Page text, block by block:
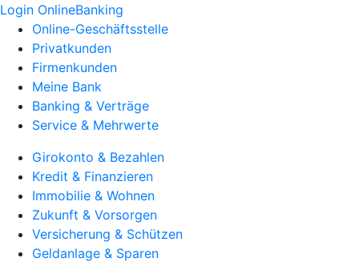
Login OnlineBanking
Online-Geschäftsstelle
Privatkunden
Firmenkunden
Meine Bank
Banking & Verträge
Service & Mehrwerte
Girokonto & Bezahlen
Kredit & Finanzieren
Immobilie & Wohnen
Zukunft & Vorsorgen
Versicherung & Schützen
Geldanlage & Sparen